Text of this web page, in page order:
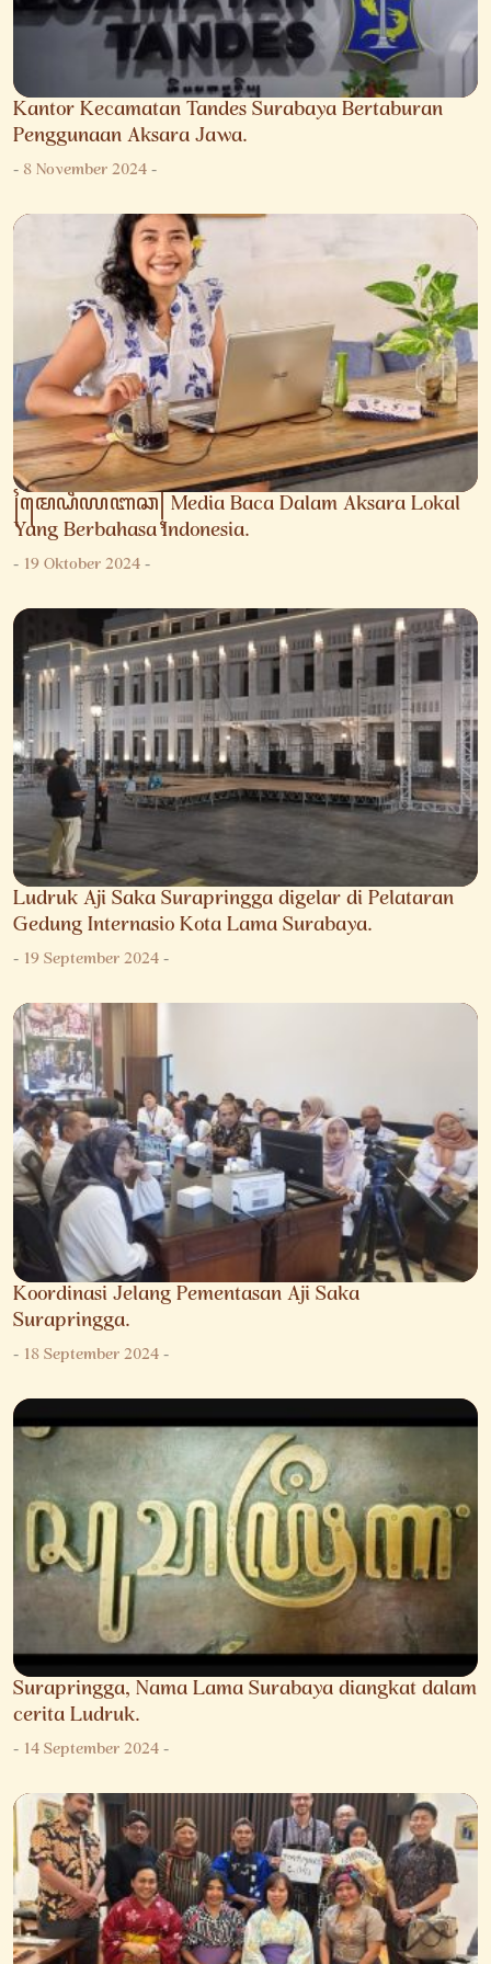
Kantor Kecamatan Tandes Surabaya Bertaburan
Penggunaan Aksara Jawa.
-8 November 2024-
꧌ꦩꦺꦝꦶꦪꦧꦕ꧍ Media Baca Dalam Aksara Lokal
Yang Berbahasa Indonesia.
-19 Oktober 2024-
Ludruk Aji Saka Surapringga digelar di Pelataran
Gedung Internasio Kota Lama Surabaya.
-19 September 2024-
Koordinasi Jelang Pementasan Aji Saka
Surapringga.
-18 September 2024-
Surapringga, Nama Lama Surabaya diangkat dalam
cerita Ludruk.
-14 September 2024-